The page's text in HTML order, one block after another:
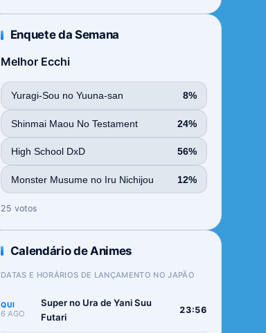
Enquete da Semana
Melhor Ecchi
Yuragi-Sou no Yuuna-san 8%
Shinmai Maou No Testament 24%
High School DxD 56%
Monster Musume no Iru Nichijou 12%
25 votos
Calendário de Animes
DATAS E HORÁRIOS DE LANÇAMENTO NO JAPÃO
QUI
6 AGO
Super no Ura de Yani Suu
Futari
23:56